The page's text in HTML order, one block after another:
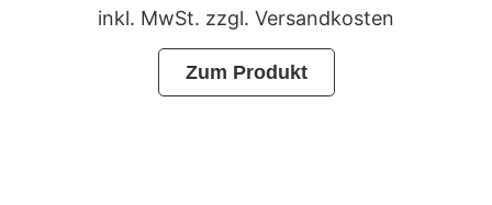
inkl. MwSt. zzgl. Versandkosten
Zum Produkt